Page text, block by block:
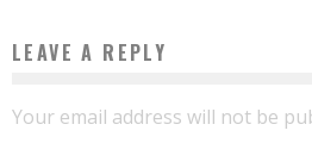
LEAVE A REPLY
Your email address will not be